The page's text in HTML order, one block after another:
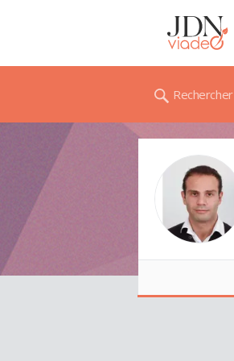
Rechercher
Achref KANZARI